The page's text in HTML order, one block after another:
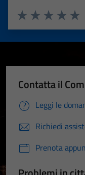
Valuta
Valuta 3
Valuta 2 stelle
Valuta 1 stelle su 5
Contatta il
Leggi le
Richiedi
Prenota